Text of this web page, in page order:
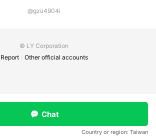
@gzu4904i
© LY Corporation
Report
Other official accounts
Chat
Country or region: Taiwan